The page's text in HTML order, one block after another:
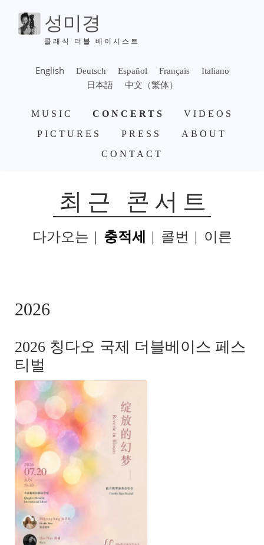
성미경
클래식 더블 베이시스트
English Deutsch Español Français
Italiano
日本語
中文（繁体）
MUSIC CONCERTS
VIDEOS
PICTURES
PRESS
ABOUT
CONTACT
최근 콘서트
SUBMENU
다가오는 충적세 콜번 이른
2026
2026 칭다오 국제 더블베이스 페스
티벌